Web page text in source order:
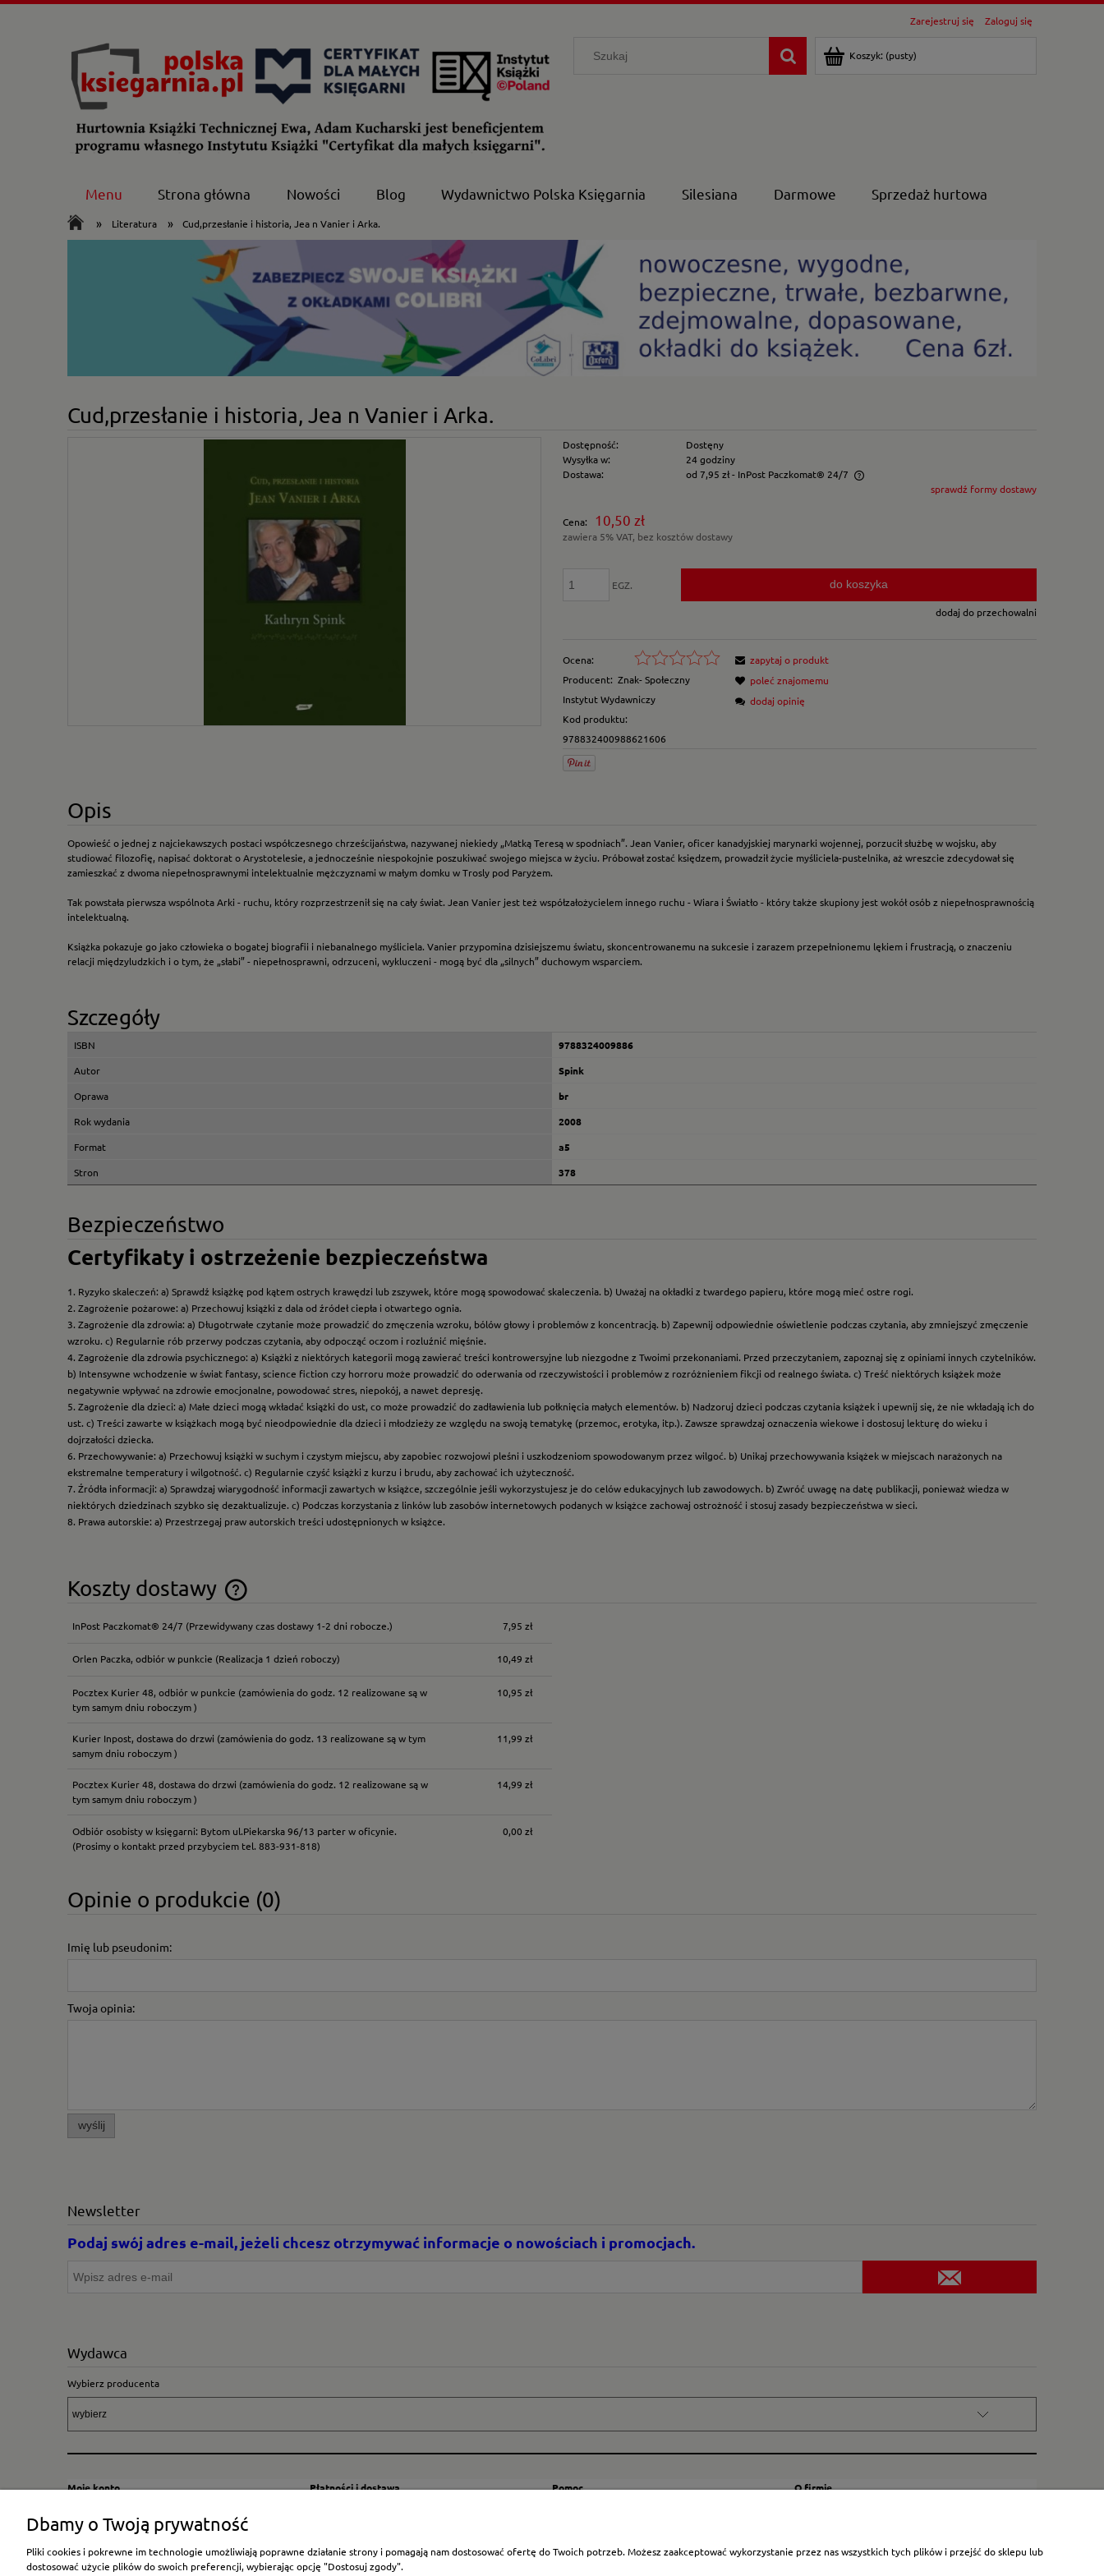
Zarejestruj się Zaloguj się
Koszyk: (pusty)
Menu Strona główna Nowości Blog Wydawnictwo Polska Księgarnia Silesiana Darmowe Sprzedaż hurtowa
» Literatura » Cud,przesłanie i historia, Jea n Vanier i Arka.
Cud,przesłanie i historia, Jea n Vanier i Arka.
Dostępność:
Dostęny
Wysyłka w:
24 godziny
Dostawa:
od 7,95 zł- InPost Paczkomat® 24/7
płatności
sprawdź formy dostawy
Cena: 10,50 zł
zawiera 5% VAT, bez kosztów dostawy
EGZ. do koszyka
dodaj do przechowalni
Ocena:
Producent: Znak- Społeczny
Instytut Wydawniczy
Kod produktu:
978832400988621606
zapytaj o produkt
poleć znajomemu
dodaj opinię
Opis
Opowieść o jednej z najciekawszych postaci współczesnego chrześcijaństwa, nazywanej niekiedy „Matką Teresą w spodniach”. Jean Vanier, oficer kanadyjskiej marynarki wojennej, porzucił służbę w wojsku, aby
studiować filozofię, napisać doktorat o Arystotelesie, a jednocześnie niespokojnie poszukiwać swojego miejsca w życiu. Próbował zostać księdzem, prowadził życie myśliciela-pustelnika, aż wreszcie zdecydował się
zamieszkać z dwoma niepełnosprawnymi intelektualnie mężczyznami w małym domku w Trosly pod Paryżem.
Tak powstała pierwsza wspólnota Arki - ruchu, który rozprzestrzenił się na cały świat. Jean Vanier jest też współzałożycielem innego ruchu - Wiara i Światło - który także skupiony jest wokół osób z niepełnosprawnością
intelektualną.
Książka pokazuje go jako człowieka o bogatej biografii i niebanalnego myśliciela. Vanier przypomina dzisiejszemu światu, skoncentrowanemu na sukcesie i zarazem przepełnionemu lękiem i frustracją, o znaczeniu
relacji międzyludzkich i o tym, że „słabi” - niepełnosprawni, odrzuceni, wykluczeni - mogą być dla „silnych” duchowym wsparciem.
Szczegóły
ISBN
9788324009886
Autor
Spink
Oprawa
br
Rok wydania
2008
Format
a5
Stron
378
Bezpieczeństwo
Certyfikaty i ostrzeżenie bezpieczeństwa
1. Ryzyko skaleczeń: a) Sprawdź książkę pod kątem ostrych krawędzi lub zszywek, które mogą spowodować skaleczenia. b) Uważaj na okładki z twardego papieru, które mogą mieć ostre rogi.
2. Zagrożenie pożarowe: a) Przechowuj książki z dala od źródeł ciepła i otwartego ognia.
3. Zagrożenie dla zdrowia: a) Długotrwałe czytanie może prowadzić do zmęczenia wzroku, bólów głowy i problemów z koncentracją. b) Zapewnij odpowiednie oświetlenie podczas czytania, aby zmniejszyć zmęczenie
wzroku. c) Regularnie rób przerwy podczas czytania, aby odpocząć oczom i rozluźnić mięśnie.
4. Zagrożenie dla zdrowia psychicznego: a) Książki z niektórych kategorii mogą zawierać treści kontrowersyjne lub niezgodne z Twoimi przekonaniami. Przed przeczytaniem, zapoznaj się z opiniami innych czytelników.
b) Intensywne wchodzenie w świat fantasy, science fiction czy horroru może prowadzić do oderwania od rzeczywistości i problemów z rozróżnieniem fikcji od realnego świata. c) Treść niektórych książek może
negatywnie wpływać na zdrowie emocjonalne, powodować stres, niepokój, a nawet depresję.
5. Zagrożenie dla dzieci: a) Małe dzieci mogą wkładać książki do ust, co może prowadzić do zadławienia lub połknięcia małych elementów. b) Nadzoruj dzieci podczas czytania książek i upewnij się, że nie wkładają ich do
ust. c) Treści zawarte w książkach mogą być nieodpowiednie dla dzieci i młodzieży ze względu na swoją tematykę (przemoc, erotyka, itp.). Zawsze sprawdzaj oznaczenia wiekowe i dostosuj lekturę do wieku i
dojrzałości dziecka.
6. Przechowywanie: a) Przechowuj książki w suchym i czystym miejscu, aby zapobiec rozwojowi pleśni i uszkodzeniom spowodowanym przez wilgoć. b) Unikaj przechowywania książek w miejscach narażonych na
ekstremalne temperatury i wilgotność. c) Regularnie czyść książki z kurzu i brudu, aby zachować ich użyteczność.
7. Źródła informacji: a) Sprawdzaj wiarygodność informacji zawartych w książce, szczególnie jeśli wykorzystujesz je do celów edukacyjnych lub zawodowych. b) Zwróć uwagę na datę publikacji, ponieważ wiedza w
niektórych dziedzinach szybko się dezaktualizuje. c) Podczas korzystania z linków lub zasobów internetowych podanych w książce zachowaj ostrożność i stosuj zasady bezpieczeństwa w sieci.
8. Prawa autorskie: a) Przestrzegaj praw autorskich treści udostępnionych w książce.
Koszty dostawy
Cena nie zawiera ewentualnych kosztów
InPost Paczkomat® 24/7 (Przewidywany czas dostawy 1-2 dni robocze.) 7,95 zł
Orlen Paczka, odbiór w punkcie (Realizacja 1 dzień roboczy) 10,49 zł
Pocztex Kurier 48, odbiór w punkcie (zamówienia do godz. 12 realizowane są w
tym samym dniu roboczym )
10,95 zł
Kurier Inpost, dostawa do drzwi (zamówienia do godz. 13 realizowane są w tym
samym dniu roboczym )
11,99 zł
Pocztex Kurier 48, dostawa do drzwi (zamówienia do godz. 12 realizowane są w
tym samym dniu roboczym )
14,99 zł
Odbiór osobisty w księgarni: Bytom ul.Piekarska 96/13 parter w oficynie.
(Prosimy o kontakt przed przybyciem tel. 883-931-818)
0,00 zł
Opinie o produkcie (0)
Imię lub pseudonim:
Twoja opinia:
wyślij
Newsletter
Podaj swój adres e-mail, jeżeli chcesz otrzymywać informacje o nowościach i promocjach.
Wydawca
Wybierz producenta
Moje konto
Twoje zamówienia
Przechowalnia
Płatności i dostawa
Płatność
Pomoc
Polityka cookies
O firmie
Blog
Dbamy o Twoją prywatność
Pliki cookies i pokrewne im technologie umożliwiają poprawne działanie strony i pomagają nam dostosować ofertę do Twoich potrzeb. Możesz zaakceptować wykorzystanie przez nas wszystkich tych plików i przejść do sklepu lub
dostosować użycie plików do swoich preferencji, wybierając opcję "Dostosuj zgody".